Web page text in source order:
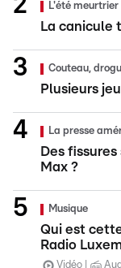
L'été meurtrier
La canicule
Couteau,
Plusieurs
La presse
Des
Max ?
Musique
Qui est
Radio
Vidéo